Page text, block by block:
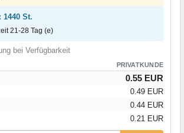
St.
21-28 Tag (e)
bei Verfügbarkeit
PRIVATKUNDE
0.55 EUR
0.49 EUR
0.44 EUR
0.21 EUR